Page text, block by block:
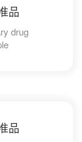
品
drug
品